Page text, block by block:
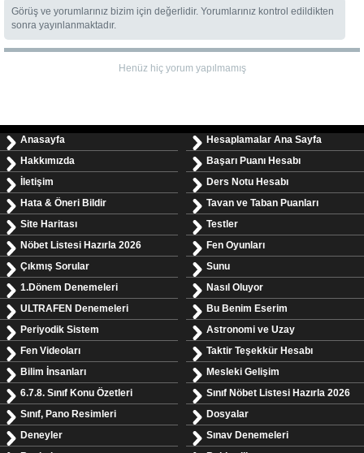
Görüş ve yorumlarınız bizim için değerlidir. Yorumlarınız kontrol edildikten
sonra yayınlanmaktadır.
Henüz hiç yorum yapılmamış
Anasayfa
Hakkımızda
İletişim
Hata & Öneri Bildir
Site Haritası
Nöbet Listesi Hazırla 2026
Çıkmış Sorular
1.Dönem Denemeleri
ULTRAFEN Denemeleri
Periyodik Sistem
Fen Videoları
Bilim İnsanları
6.7.8. Sınıf Konu Özetleri
Sınıf, Pano Resimleri
Deneyler
Hesaplamalar Ana Sayfa
Başarı Puanı Hesabı
Ders Notu Hesabı
Tavan ve Taban Puanları
Testler
Fen Oyunları
Sunu
Nasıl Oluyor
Bu Benim Eserim
Astronomi ve Uzay
Taktir Teşekkür Hesabı
Mesleki Gelişim
Sınıf Nöbet Listesi Hazırla 2026
Dosyalar
Sınav Denemeleri